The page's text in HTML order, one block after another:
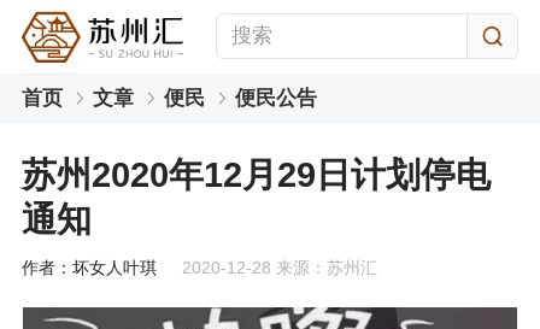
首页 文章 便民 便民公告
苏州2020年12月29日计划停电
通知
作者：坏女人叶琪 2020-12-28 来源：苏州汇